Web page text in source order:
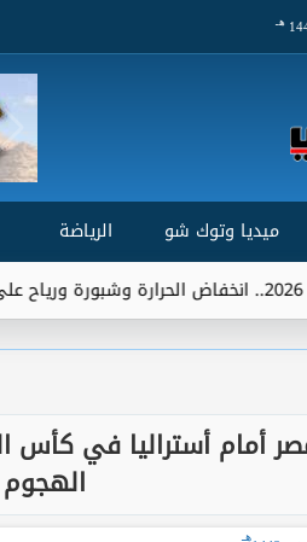
هـ
ميديا وتوك شو الرياضة
الهجوم
هـ